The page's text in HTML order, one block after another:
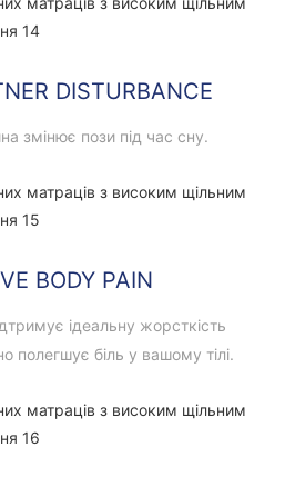
DISTURBANCE
змінює пози під час сну.
BODY PAIN
ідеальну жорсткість
полегшує біль у вашому тілі.